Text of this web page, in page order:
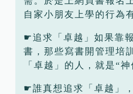
自家小朋友上學的行為
☛追求「卓越」如果靠
書，那些寫書開管理培
「卓越」的人，就是“神
☛誰真想追求「卓越」